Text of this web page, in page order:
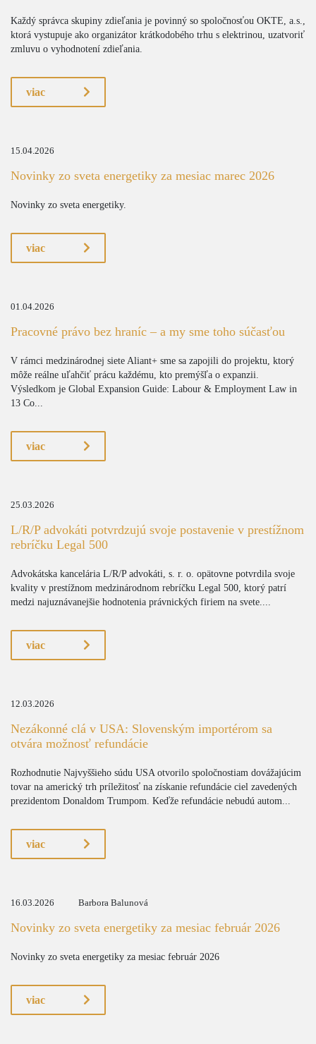
Každý správca skupiny zdieľania je povinný so spoločnosťou OKTE, a.s.,
ktorá vystupuje ako organizátor krátkodobého trhu s elektrinou, uzatvoriť
zmluvu o vyhodnotení zdieľania.
viac
15.04.2026
Novinky zo sveta energetiky za mesiac marec 2026
Novinky zo sveta energetiky.
viac
01.04.2026
Pracovné právo bez hraníc – a my sme toho súčasťou
V rámci medzinárodnej siete Aliant+ sme sa zapojili do projektu, ktorý
môže reálne uľahčiť prácu každému, kto premýšľa o expanzii.
Výsledkom je Global Expansion Guide: Labour & Employment Law in
13 Co...
viac
25.03.2026
L/R/P advokáti potvrdzujú svoje postavenie v prestížnom
rebríčku Legal 500
Advokátska kancelária L/R/P advokáti, s. r. o. opätovne potvrdila svoje
kvality v prestížnom medzinárodnom rebríčku Legal 500, ktorý patrí
medzi najuznávanejšie hodnotenia právnických firiem na svete....
viac
12.03.2026
Nezákonné clá v USA: Slovenským importérom sa
otvára možnosť refundácie
Rozhodnutie Najvyššieho súdu USA otvorilo spoločnostiam dovážajúcim
tovar na americký trh príležitosť na získanie refundácie ciel zavedených
prezidentom Donaldom Trumpom. Keďže refundácie nebudú autom...
viac
16.03.2026 Barbora Balunová
Novinky zo sveta energetiky za mesiac február 2026
Novinky zo sveta energetiky za mesiac február 2026
viac